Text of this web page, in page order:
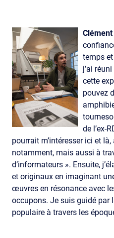
Clément
temps
j’ai
cette
pouvez
de l’ex-
pourrait m’intéresser ici et
notamment, mais aussi à
d’informateurs ». Ensuite,
et originaux en imaginant
œuvres en résonance avec
occupons. Je suis guidé par
populaire à travers les